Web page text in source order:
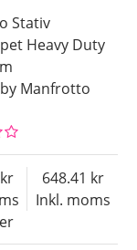
Stativ
Heavy Duty
Manfrotto
Inkl. moms
648.41